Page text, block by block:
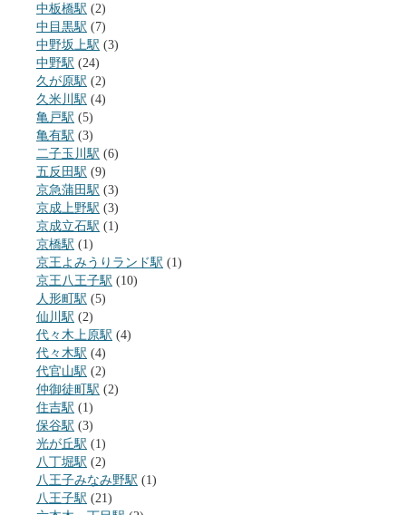
中板橋駅 (2)
中目黒駅 (7)
中野坂上駅 (3)
中野駅 (24)
久が原駅 (2)
久米川駅 (4)
亀戸駅 (5)
亀有駅 (3)
二子玉川駅 (6)
五反田駅 (9)
京急蒲田駅 (3)
京成上野駅 (3)
京成立石駅 (1)
京橋駅 (1)
京王よみうりランド駅 (1)
京王八王子駅 (10)
人形町駅 (5)
仙川駅 (2)
代々木上原駅 (4)
代々木駅 (4)
代官山駅 (2)
仲御徒町駅 (2)
住吉駅 (1)
保谷駅 (3)
光が丘駅 (1)
八丁堀駅 (2)
八王子みなみ野駅 (1)
八王子駅 (21)